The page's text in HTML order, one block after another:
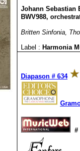
Johann Sebastian
BWV988,
Britten Sinfonia,
Label : Harmonia
Diapason # 634
#